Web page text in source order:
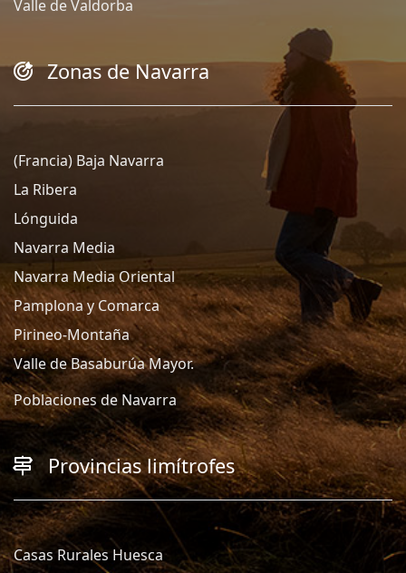
Valle de Valdorba
Zonas de Navarra
(Francia) Baja Navarra
La Ribera
Lónguida
Navarra Media
Navarra Media Oriental
Pamplona y Comarca
Pirineo-Montaña
Valle de Basaburúa Mayor.
Poblaciones de Navarra
Provincias limítrofes
Casas Rurales Huesca